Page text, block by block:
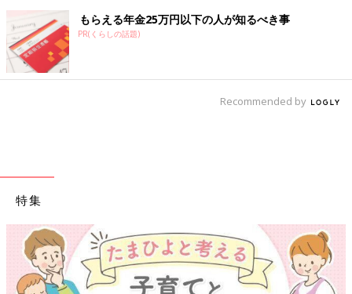
もらえる年金25万円以下の人が知るべき事
PR(くらしの話題)
Recommended by
特集